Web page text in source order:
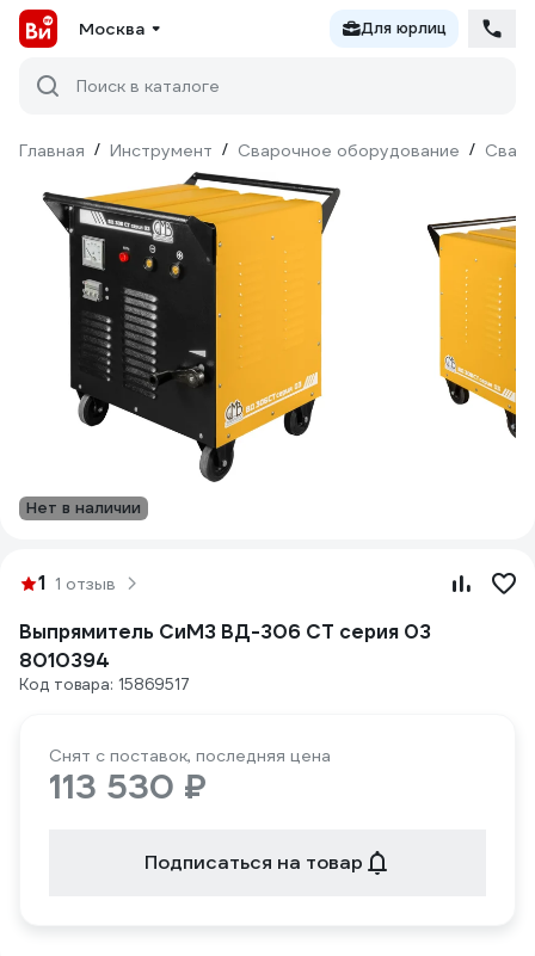
Москва Для юрлиц
Поиск в каталоге
Главная / Инструмент / Сварочное оборудование /
Нет в наличии
1 1 отзыв
Выпрямитель СиМЗ ВД-306 СТ серия 03
8010394
Код товара: 15869517
Снят с поставок, последняя цена
113 530 ₽
Подписаться на товар